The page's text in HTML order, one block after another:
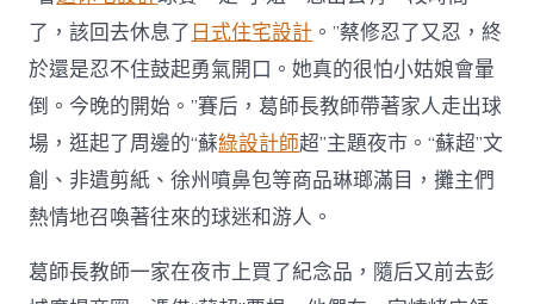
了，該回去休息了 日式住宅設計 。”蔡修忍了又忍，終
於還是忍不住鼓起勇氣開口。她真的很怕小姑娘會暈
倒。今晚的開始。”賽后，葛師長教師帶著家人走出球
場，逛起了周邊的“蘇綠設計師超”主題夜市。“蘇超”文
創、非遺剪紙、徐州噴鼻包等商品琳瑯滿目，攤主們
熱情地召喚著往來的球迷和游人。
葛師長教師一家在夜市上買了紀念品，隨后又前去彭